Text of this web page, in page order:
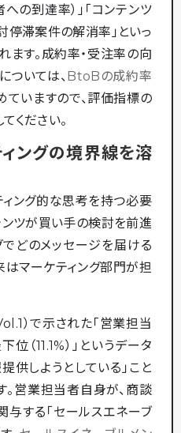
の到達率）」「コンテンツ
停滞案件の解消率」といっ
す。成約率・受注率の向
ついては、BtoBの成約率
ていますので、評価指標の
ください。
ングの境界線を溶
ング的な思考を持つ必要
ンツが買い手の検討を前進
でどのメッセージを届ける
はマーケティング部門が担
）で示された「営業担当
（11.1%）」というデータ
供しようとしている」こと
営業担当者自身が、商談
する「セールスエネーブ